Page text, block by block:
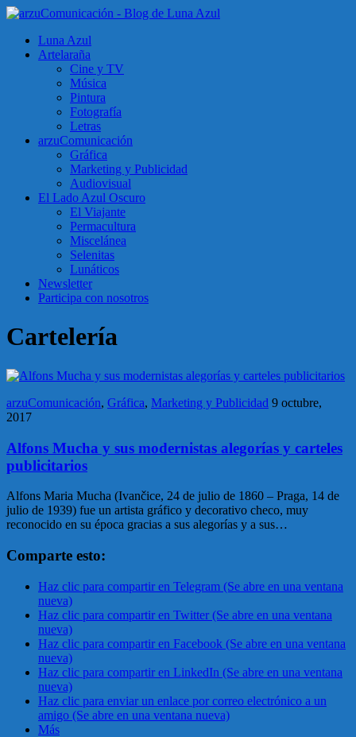
Luna Azul
Artelaraña
Cine y TV
Música
Pintura
Fotografía
Letras
arzuComunicación
Gráfica
Marketing y Publicidad
Audiovisual
El Lado Azul Oscuro
El Viajante
Permacultura
Miscelánea
Selenitas
Lunáticos
Newsletter
Participa con nosotros
Cartelería
arzuComunicación, Gráfica, Marketing y Publicidad 9 octubre,
2017
Alfons Mucha y sus modernistas alegorías y carteles
publicitarios
Alfons Maria Mucha (Ivančice, 24 de julio de 1860 – Praga, 14 de
julio de 1939) fue un artista gráfico y decorativo checo, muy
reconocido en su época gracias a sus alegorías y a sus…
Comparte esto:
Haz clic para compartir en Telegram (Se abre en una ventana
nueva)
Haz clic para compartir en Twitter (Se abre en una ventana
nueva)
Haz clic para compartir en Facebook (Se abre en una ventana
nueva)
Haz clic para compartir en LinkedIn (Se abre en una ventana
nueva)
Haz clic para enviar un enlace por correo electrónico a un
amigo (Se abre en una ventana nueva)
Más